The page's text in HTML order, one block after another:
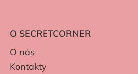
O SECRETCORNER
O nás
Kontakty